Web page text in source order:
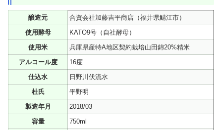
醸造元
合資会社加藤吉平商店（福井県鯖江市）
使用酵母
KATO9号（自社酵母）
使用米
兵庫県産特A地区契約栽培山田錦20%精米
アルコール度
16度
仕込水
日野川伏流水
杜氏
平野明
製造年月
2018/03
容量
750ml